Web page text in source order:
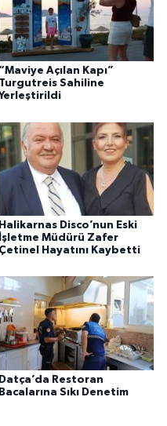
“Maviye Açılan Kapı”
Turgutreis Sahiline
Halikarnas Disco’nun Eski
İşletme Müdürü Zafer
Çetinel Hayatını Kaybetti
Datça’da Restoran
Bacalarına Sıkı Denetim